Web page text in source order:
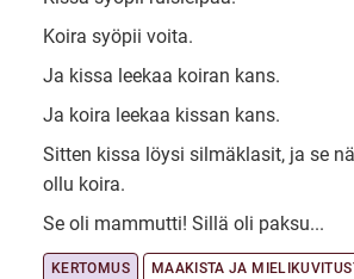
Koira syöpii voita.
Ja kissa leekaa koiran kans.
Ja koira leekaa kissan kans.
Sitten kissa löysi silmäklasit, ja se
ollu koira.
Se oli mammutti! Sillä oli paksu...
KERTOMUS MAAKISTA JA